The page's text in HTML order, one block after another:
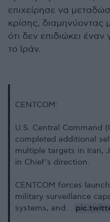
επιχείρησε να
κρίσης,
ότι δεν επιδιώκει
το Ιράν.
CENTCOM:
U.S. Central Command
completed additional
multiple targets in Iran,
in Chief's direction.
CENTCOM forces
military surveillance
systems, and…